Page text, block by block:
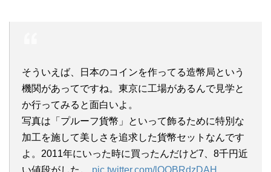
そういえば、日本のコインを作ってる造幣局という
機関があってですね。東京に工場があるんで見学と
か行ってみると面白いよ。
写真は「プルーフ貨幣」といって飾るために特別な
加工を施して美しさを追求した貨幣セットなんです
よ。2011年にいった時に買ったんだけど7、8千円近
い値段がした。 pic.twitter.com/lQOBRdzDAH